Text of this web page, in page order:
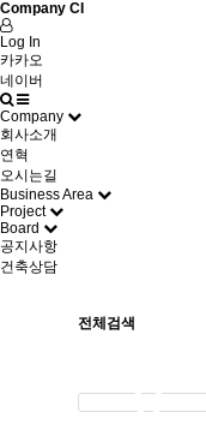
Company CI
Log In
카카오
네이버
Company
회사소개
연혁
오시는길
Business Area
Project
Board
공지사항
건축상담
전체검색